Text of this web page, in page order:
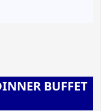
BUFFET